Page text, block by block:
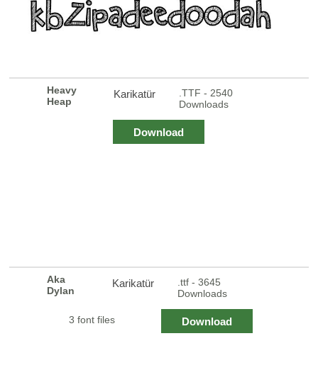
Heavy
Heap
Karikatür
.TTF - 2540
Downloads
Download
Aka
Dylan
Karikatür
.ttf - 3645
Downloads
3 font files Download